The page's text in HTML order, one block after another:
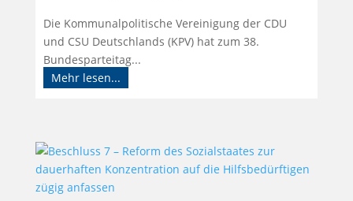
Die Kommunalpolitische Vereinigung der CDU
und CSU Deutschlands (KPV) hat zum 38.
Bundesparteitag...
Mehr lesen...